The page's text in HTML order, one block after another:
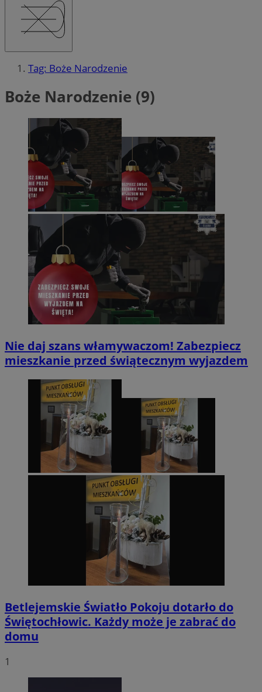
Tag: Boże Narodzenie
Boże Narodzenie (9)
Nie daj szans włamywaczom! Zabezpiecz
mieszkanie przed świątecznym wyjazdem
Betlejemskie Światło Pokoju dotarło do
Świętochłowic. Każdy może je zabrać do
domu
1